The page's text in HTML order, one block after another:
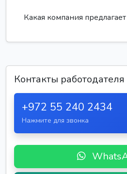
Какая компания
Контакты работодателя
+972 55 240 2434
Нажмите для звонка